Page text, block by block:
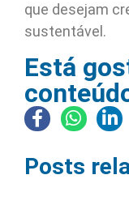
que desejam
sustentável.
Está
Posts